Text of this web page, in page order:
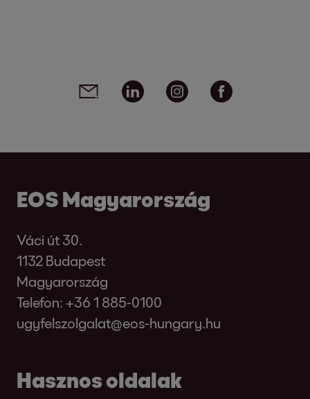
Social media links - share article
Email Linkedin Instagram
EOS Magyarország
Váci út 30.
1132 Budapest
Magyarország
Telefon: +36 1 885-0100
ugyfelszolgalat@eos-hungary.hu
Hasznos oldalak